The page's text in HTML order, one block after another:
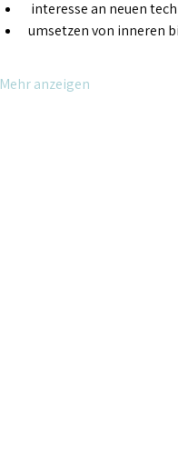
interesse an neuen
umsetzen von inneren
Mehr anzeigen